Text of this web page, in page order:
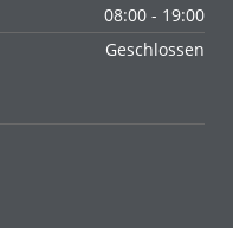
08:00 - 19:00
Geschlossen